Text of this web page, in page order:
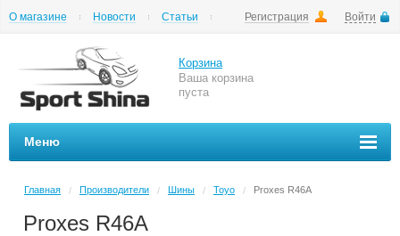
Регистрация Войти
О магазине Новости
Статьи
Корзина
Ваша корзина
пуста
Меню
Главная / Производители / Шины / Toyo / Proxes R46A
Proxes R46A